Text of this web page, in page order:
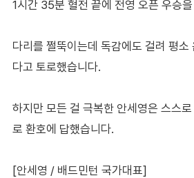
1시간 35분 혈전 끝에 전영 오픈 우승
다리를 쩔뚝이는데 독감에도 걸려 평소
다고 토로했습니다.
하지만 모든 걸 극복한 안세영은 스스
로 환호에 답했습니다.
[안세영 / 배드민턴 국가대표]